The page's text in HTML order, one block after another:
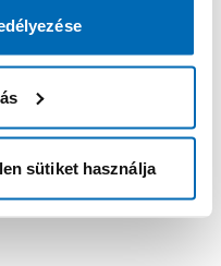
sütiket használja